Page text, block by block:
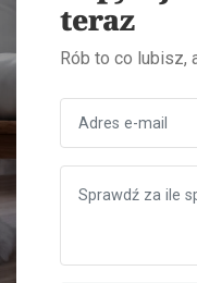
teraz
Rób to co lubisz,